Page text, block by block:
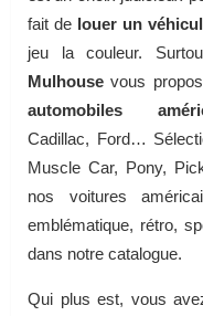
fait de louer un
jeu la couleur.
Mulhouse vous
automobiles
Cadillac, Ford…
Muscle Car, Pony,
nos voitures
emblématique, rétro,
dans notre catalogue.
Qui plus est, vous